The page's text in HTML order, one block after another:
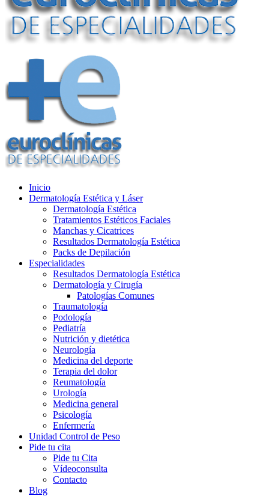
Inicio
Dermatología Estética y Láser
Dermatología Estética
Tratamientos Estéticos Faciales
Manchas y Cicatrices
Resultados Dermatología Estética
Packs de Depilación
Especialidades
Resultados Dermatología Estética
Dermatología y Cirugía
Patologías Comunes
Traumatología
Podología
Pediatría
Nutrición y dietética
Neurología
Medicina del deporte
Terapia del dolor
Reumatología
Urología
Medicina general
Psicología
Enfermería
Unidad Control de Peso
Pide tu cita
Pide tu Cita
Vídeoconsulta
Contacto
Blog